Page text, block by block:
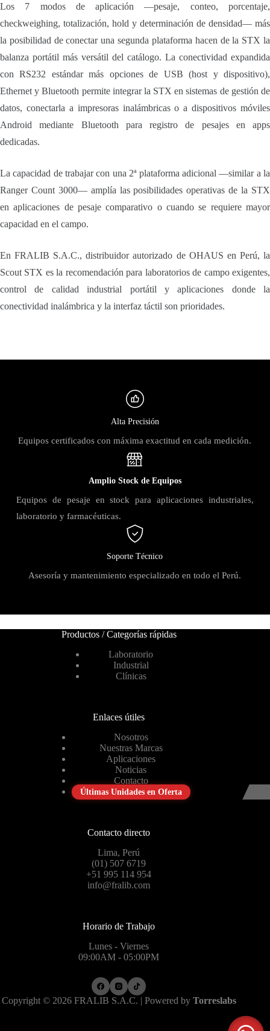
Los 7 modos de aplicación —pesaje, conteo, porcentaje,
checkweighing, totalización, hold y determinación de densidad— más
la posibilidad de conectar una segunda plataforma hacen de la STX la
balanza portátil más versátil del catálogo. La conectividad expandida
con RS232 estándar más opciones de USB (host y dispositivo),
Ethernet y Bluetooth permite integrar la STX en sistemas de gestión de
datos, conectarla a impresoras inalámbricas o a dispositivos móviles
Android mediante Bluetooth para registro de pesajes en apps
dedicadas.
La capacidad de trabajar con una 2ª plataforma adicional —similar a la
Ranger Count 3000— amplía las posibilidades operativas de la STX
en aplicaciones de pesaje comparativo o cuando se requiere mayor
capacidad en el campo.
En FRALIB S.A.C., distribuidor autorizado de OHAUS en Perú, la
Scout STX es la recomendación para laboratorios de campo exigentes,
control de calidad industrial portátil y aplicaciones donde la
conectividad inalámbrica y la interfaz táctil son prioridades.
Alta Precisión
Equipos certificados con máxima exactitud en cada medición.
Amplio Stock de Equipos
Equipos de pesaje en stock para aplicaciones industriales,
laboratorio y farmacéuticas.
Soporte Técnico
Asesoría y mantenimiento especializado en todo el Perú.
Productos / Categorías rápidas
Laboratorio
Industrial
Clínicas
Enlaces útiles
Nosotros
Nuestras Marcas
Aplicaciones
Noticias
Contacto
Últimas Unidades en Oferta
Contacto directo
Lima, Perú
(01) 507 6719
+51 995 114 954
info@fralib.com
Horario de Trabajo
Lunes - Viernes
09:00AM - 05:00PM
Copyright © 2026 FRALIB S.A.C. | Powered by Torreslabs